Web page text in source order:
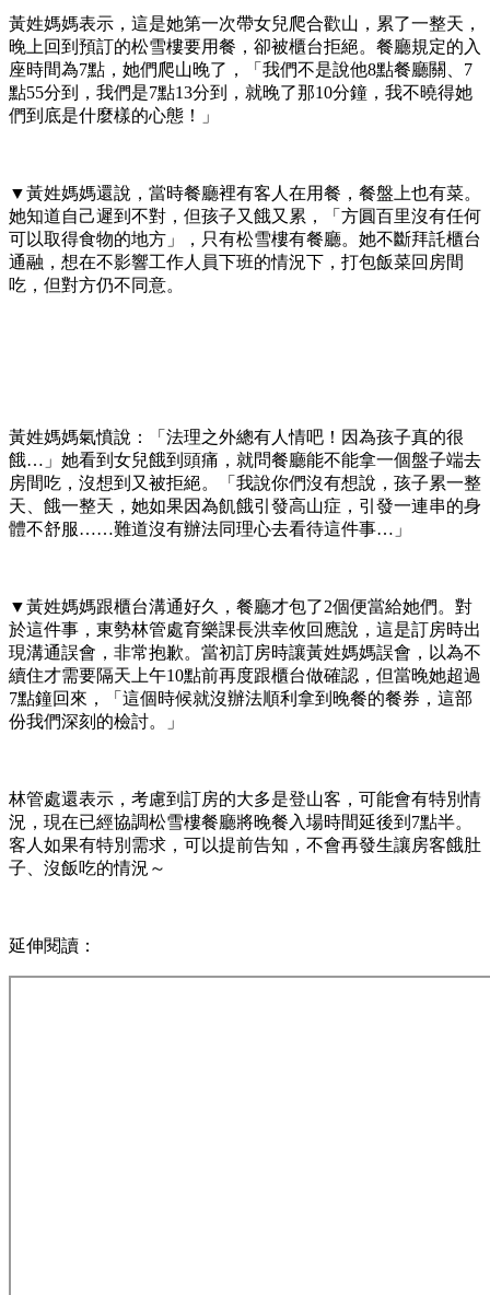
黃姓媽媽表示，這是她第一次帶女兒爬合歡山，累了一整天，
晚上回到預訂的松雪樓要用餐，卻被櫃台拒絕。餐廳規定的入
座時間為7點，她們爬山晚了，「我們不是說他8點餐廳關、7
點55分到，我們是7點13分到，就晚了那10分鐘，我不曉得她
們到底是什麼樣的心態！」
▼黃姓媽媽還說，當時餐廳裡有客人在用餐，餐盤上也有菜。
她知道自己遲到不對，但孩子又餓又累，「方圓百里沒有任何
可以取得食物的地方」，只有松雪樓有餐廳。她不斷拜託櫃台
通融，想在不影響工作人員下班的情況下，打包飯菜回房間
吃，但對方仍不同意。
黃姓媽媽氣憤說：「法理之外總有人情吧！因為孩子真的很
餓…」她看到女兒餓到頭痛，就問餐廳能不能拿一個盤子端去
房間吃，沒想到又被拒絕。「我說你們沒有想說，孩子累一整
天、餓一整天，她如果因為飢餓引發高山症，引發一連串的身
體不舒服……難道沒有辦法同理心去看待這件事…」
▼黃姓媽媽跟櫃台溝通好久，餐廳才包了2個便當給她們。對
於這件事，東勢林管處育樂課長洪幸攸回應說，這是訂房時出
現溝通誤會，非常抱歉。當初訂房時讓黃姓媽媽誤會，以為不
續住才需要隔天上午10點前再度跟櫃台做確認，但當晚她超過
7點鐘回來，「這個時候就沒辦法順利拿到晚餐的餐券，這部
份我們深刻的檢討。」
林管處還表示，考慮到訂房的大多是登山客，可能會有特別情
況，現在已經協調松雪樓餐廳將晚餐入場時間延後到7點半。
客人如果有特別需求，可以提前告知，不會再發生讓房客餓肚
子、沒飯吃的情況～
延伸閱讀：